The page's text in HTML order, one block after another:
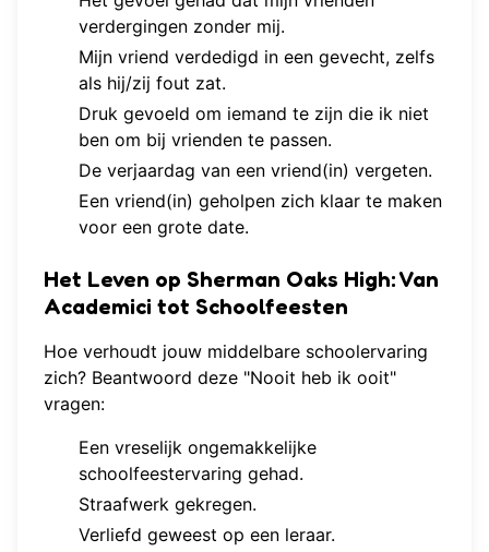
verdergingen zonder mij.
Mijn vriend verdedigd in een gevecht, zelfs
als hij/zij fout zat.
Druk gevoeld om iemand te zijn die ik niet
ben om bij vrienden te passen.
De verjaardag van een vriend(in) vergeten.
Een vriend(in) geholpen zich klaar te maken
voor een grote date.
Het Leven op Sherman Oaks High: Van
Academici tot Schoolfeesten
Hoe verhoudt jouw middelbare schoolervaring
zich? Beantwoord deze "Nooit heb ik ooit"
vragen:
Een vreselijk ongemakkelijke
schoolfeestervaring gehad.
Straafwerk gekregen.
Verliefd geweest op een leraar.